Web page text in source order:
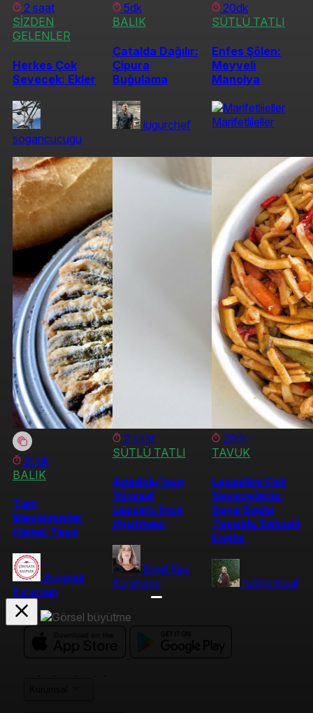
2 saat
SİZDEN
GELENLER
Herkes Çok
Sevecek: Ekler
sogancucugu
5dk
BALIK
Çatalda Dağılır:
Çipura
Buğulama
iugurchef
20dk
SÜTLÜ TATLI
Enfes Şölen:
Meyveli
Manolya
Marifetliieller
20dk
BALIK
Tam
Mevsiminde:
Hamsi Tava
Ayşegül
Karaman
2 saat
SÜTLÜ TATLI
Anadolu'nun
Yöresel
Lezzeti: İncir
Uyutması
Emel Kuş
Karakaya
20dk
TAVUK
Lezzetini Çok
Seveceğiniz:
Soya Soslu
Tavuklu Sebzeli
Erişte
rukiyekksal